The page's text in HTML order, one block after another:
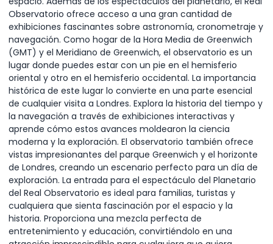
Observatorio ofrece acceso a una gran cantidad de
exhibiciones fascinantes sobre astronomía, cronometraje y
navegación. Como hogar de la Hora Media de Greenwich
(GMT) y el Meridiano de Greenwich, el observatorio es un
lugar donde puedes estar con un pie en el hemisferio
oriental y otro en el hemisferio occidental. La importancia
histórica de este lugar lo convierte en una parte esencial
de cualquier visita a Londres. Explora la historia del tiempo y
la navegación a través de exhibiciones interactivas y
aprende cómo estos avances moldearon la ciencia
moderna y la exploración. El observatorio también ofrece
vistas impresionantes del parque Greenwich y el horizonte
de Londres, creando un escenario perfecto para un día de
exploración. La entrada para el espectáculo del Planetario
del Real Observatorio es ideal para familias, turistas y
cualquiera que sienta fascinación por el espacio y la
historia. Proporciona una mezcla perfecta de
entretenimiento y educación, convirtiéndolo en una